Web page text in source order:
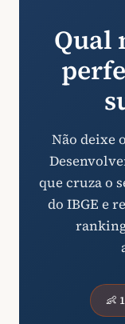
Qual
Não deixe
que cruza o
do IBGE e
👶